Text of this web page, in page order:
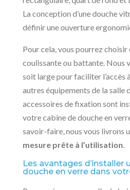
La conception d’une douche
définir une ouverture
Pour cela, vous pourrez
coulissante ou battante. Nous
soit large pour faciliter l’accès
autres équipements de la salle
accessoires de fixation sont
votre cabine de douche en
savoir-faire, nous vous livrons
mesure prête à l’utilisation.
Les avantages d’installer
douche en verre dans